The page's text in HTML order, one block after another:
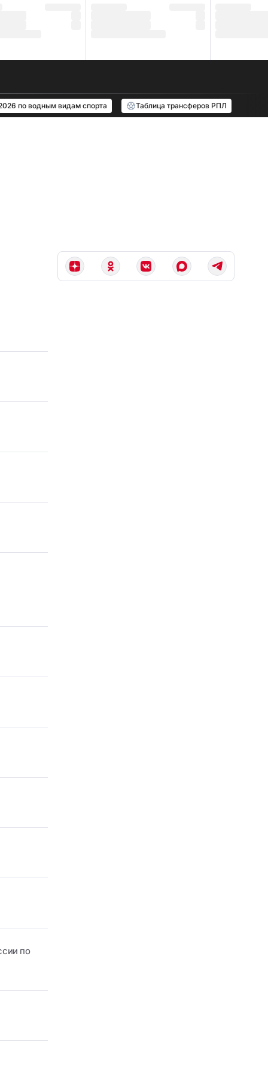
по водным видам спорта Таблица трансферов РПЛ
по